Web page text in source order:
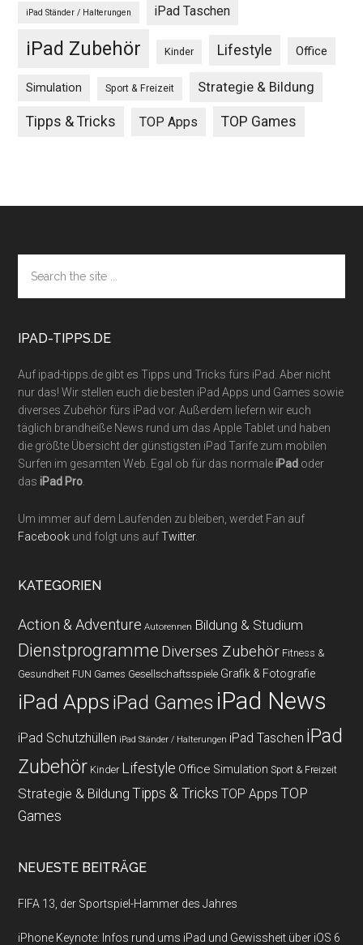
iPad Ständer / Halterungen iPad Taschen
iPad Zubehör Kinder Lifestyle Office
Simulation Sport & Freizeit Strategie & Bildung
Tipps & Tricks TOP Apps TOP Games
Footer
the
site
IPAD-TIPPS.DE
Auf ipad-tipps.de gibt es Tipps und Tricks fürs iPad. Aber nicht
nur das! Wir stellen euch die besten iPad Apps und Games sowie
diverses Zubehör fürs iPad vor. Außerdem liefern wir euch
täglich brandheiße News rund um das Apple Tablet und haben
die größte Übersicht der günstigsten iPad Tarife zum mobilen
Surfen im gesamten Web. Egal ob für das normaleiPad oder
dasiPad Pro.
Um immer auf dem Laufenden zu bleiben, werdet Fan auf
Facebook und folgt uns aufTwitter.
KATEGORIEN
Action & Adventure Autorennen Bildung & Studium
Dienstprogramme Diverses Zubehör Fitness &
Gesundheit FUN Games Gesellschaftsspiele Grafik & Fotografie
iPad Apps iPad Games iPad News
iPad Schutzhüllen iPad Ständer / Halterungen iPad Taschen iPad
Zubehör Kinder Lifestyle Office Simulation Sport & Freizeit
Strategie & Bildung Tipps & Tricks TOP Apps TOP
Games
NEUESTE BEITRÄGE
FIFA 13, der Sportspiel-Hammer des Jahres
iPhone Keynote: Infos rund ums iPad und Gewissheit über iOS 6